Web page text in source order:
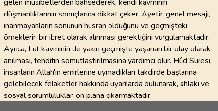
gelen musibetlerden bahsederek, kendi kavminin
düşmanlıklarının sonuçlarına dikkat çeker. Ayetin genel mesajı,
inanmayanların sonunun hüsran olduğunu ve geçmişteki
örneklerin bir ibret olarak alınması gerektiğini vurgulamaktadır.
Ayrıca, Lut kavminin de yakın geçmişte yaşanan bir olay olarak
anılması, tehditin somutlaştırılmasına yardımcı olur. Hûd Suresi,
insanların Allah'ın emirlerine uymadıkları takdirde başlarına
gelebilecek felaketler hakkında uyarılarda bulunarak, ahlaki ve
sosyal sorumlulukları ön plana çıkarmaktadır.